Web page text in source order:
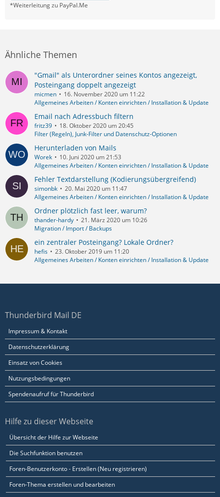
*Weiterleitung zu PayPal.Me
Ähnliche Themen
"Gmail" als Unterordner seines Kontos angezeigt,
Posteingang doppelt angezeigt
micmen
16. November 2020 um 11:22
Allgemeines Arbeiten / Konten einrichten / Installation & Update
Email nach Adressbuch filtern
fritz39
18. Oktober 2020 um 20:45
Filter (Regeln), Junk-Filter und Datenschutz-Optionen
Herunterladen von Mails
Worek
10. Juni 2020 um 21:53
Allgemeines Arbeiten / Konten einrichten / Installation & Update
Fehler Textdarstellung (Kodierungsübergreifend)
simonbk
20. Mai 2020 um 11:47
Allgemeines Arbeiten / Konten einrichten / Installation & Update
Ordner plötzlich fast leer, warum?
thander-hardy
21. März 2020 um 10:26
Migration / Import / Backups
ein zentraler Posteingang? Lokale Ordner?
hefis
23. Oktober 2019 um 11:20
Allgemeines Arbeiten / Konten einrichten / Installation & Update
Thunderbird Mail DE
Impressum & Kontakt
Datenschutzerklärung
Einsatz von Cookies
Nutzungsbedingungen
Spendenaufruf für Thunderbird
Hilfe zu dieser Webseite
Übersicht der Hilfe zur Webseite
Die Suchfunktion benutzen
Foren-Benutzerkonto - Erstellen (Neu registrieren)
Foren-Thema erstellen und bearbeiten